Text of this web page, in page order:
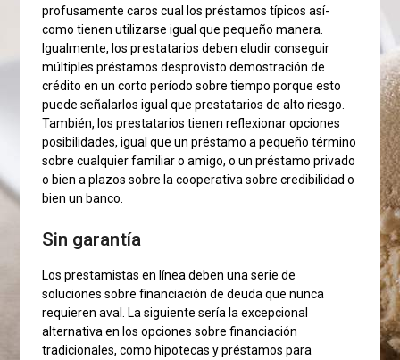
profusamente caros cual los préstamos tí­picos así­
como tienen utilizarse igual que pequeño manera.
Igualmente, los prestatarios deben eludir conseguir
múltiples préstamos desprovisto demostración de
crédito en un corto período sobre tiempo porque esto
puede señalarlos igual que prestatarios de alto riesgo.
También, los prestatarios tienen reflexionar opciones
posibilidades, igual que un préstamo a pequeño término
sobre cualquier familiar o amigo, o un préstamo privado
o bien a plazos sobre la cooperativa sobre credibilidad o
bien un banco.
Sin garantía
Los prestamistas en línea deben una serie de
soluciones sobre financiación de deuda que nunca
requieren aval. La siguiente sería la excepcional
alternativa en los opciones sobre financiación
tradicionales, como hipotecas y préstamos para